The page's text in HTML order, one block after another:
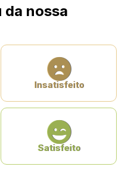
da nossa
Insatisfeito
Satisfeito